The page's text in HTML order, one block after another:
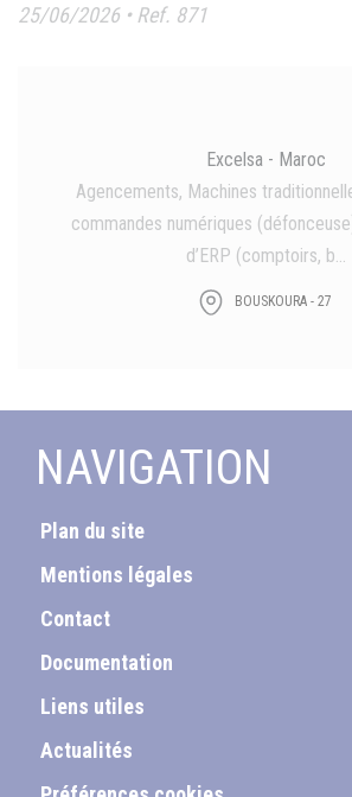
25/06/2026 • Ref. 871
Excelsa - Maroc
Agencements, Machines
commandes numériques
d’ERP (comptoirs, b...
BOUSKOURA - 27
NAVIGATION
Plan du site
Mentions légales
Contact
Documentation
Liens utiles
Actualités